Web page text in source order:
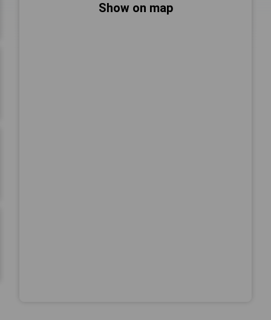
Show on map